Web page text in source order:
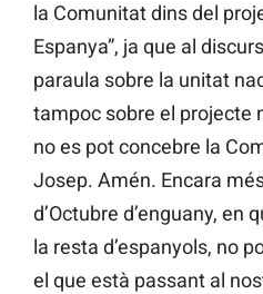
la Comunitat dins del
Espanya”, ja que al
paraula sobre la unitat
tampoc sobre el projecte
no es pot concebre la
Josep. Amén. Encara
d’Octubre d’enguany, en
la resta d’espanyols, no
el que està passant al